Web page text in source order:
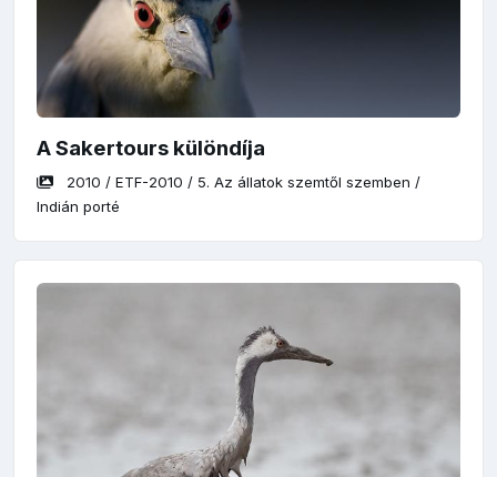
A Sakertours különdíja
2010 / ETF-2010 / 5. Az állatok szemtől szemben /
Indián porté